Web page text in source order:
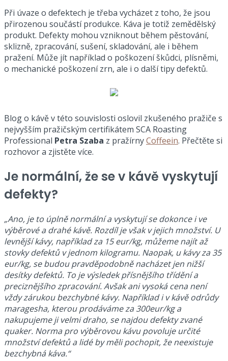
Při úvaze o defektech je třeba vycházet z toho, že jsou
přirozenou součástí produkce. Káva je totiž zemědělský
produkt. Defekty mohou vzniknout během pěstování,
sklizně, zpracování, sušení, skladování, ale i během
pražení. Může jít například o poškození škůdci, plísněmi,
o mechanické poškození zrn, ale i o další tipy defektů.
Blog o kávě v této souvislosti oslovil zkušeného pražiče s
nejvyšším pražičským certifikátem SCA Roasting
Professional Petra Szaba z pražírnyCoffeein. Přečtěte si
rozhovor a zjistěte více.
Je normální, že se v kávě vyskytují
defekty?
„Ano, je to úplně normální a vyskytují se dokonce i ve
výběrové a drahé kávě. Rozdíl je však v jejich množství. U
levnější kávy, například za 15 eur/kg, můžeme najít až
stovky defektů v jednom kilogramu. Naopak, u kávy za 35
eur/kg, se budou pravděpodobně nacházet jen nižší
desítky defektů. To je výsledek přísnějšího třídění a
preciznějšího zpracování. Avšak ani vysoká cena není
vždy zárukou bezchybné kávy. Například i v kávě odrůdy
maragesha, kterou prodáváme za 300eur/kg a
nakupujeme ji velmi draho, se najdou defekty zvané
quaker. Norma pro výběrovou kávu povoluje určité
množství defektů a lidé by měli pochopit, že neexistuje
bezchybná káva.“